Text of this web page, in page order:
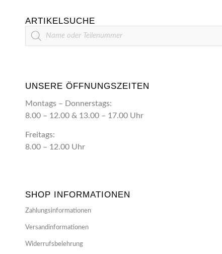
ARTIKELSUCHE
Artikelsuche
UNSERE ÖFFNUNGSZEITEN
Montags – Donnerstags:
8.00 – 12.00 & 13.00 – 17.00 Uhr
Freitags:
8.00 – 12.00 Uhr
SHOP INFORMATIONEN
Zahlungsinformationen
Versandinformationen
Widerrufsbelehrung